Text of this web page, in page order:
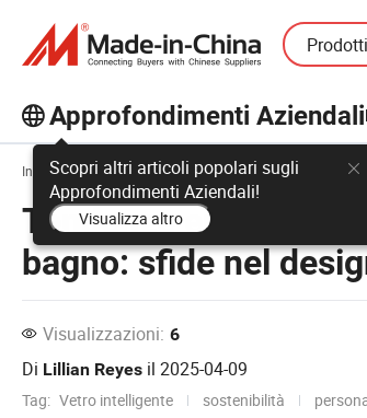
Prodotti
Approfondimenti Aziendali
Scopri altri articoli popolari sugli
Approfondimenti Aziendali!
Visualizza altro
Inizio Approfondimenti Aziendali Tendenze del
Tendenze emergenti
bagno: sfide nel
Visualizzazioni: 6
Di Lillian Reyes il 2025-04-09
Tag: Vetro intelligente sostenibilità